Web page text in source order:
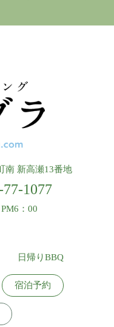
南 新高瀬13番地
77-1077
：00
日帰りBBQ
宿泊予約